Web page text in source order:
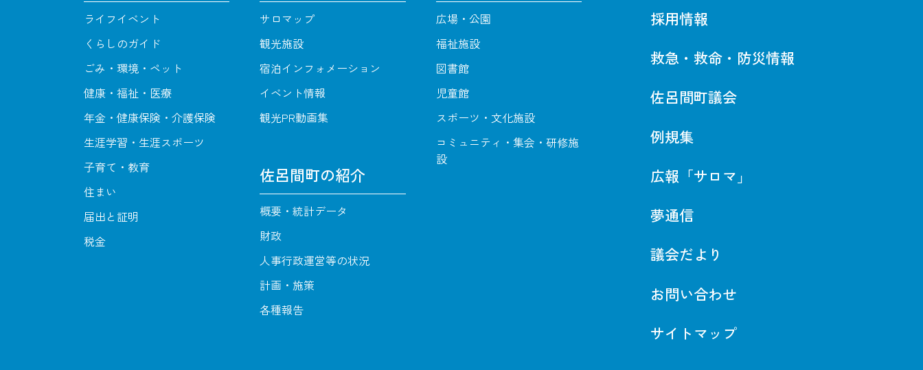
ライフイベント
くらしのガイド
ごみ・環境・ペット
健康・福祉・医療
年金・健康保険・介護保険
生涯学習・生涯スポーツ
子育て・教育
住まい
届出と証明
税金
サロマップ
観光施設
宿泊インフォメーション
イベント情報
観光PR動画集
佐呂間町の紹介
概要・統計データ
財政
人事行政運営等の状況
計画・施策
各種報告
広場・公園
福祉施設
図書館
児童館
スポーツ・文化施設
コミュニティ・集会・研修施
設
採用情報
救急・救命・防災情報
佐呂間町議会
例規集
広報「サロマ」
夢通信
議会だより
お問い合わせ
サイトマップ